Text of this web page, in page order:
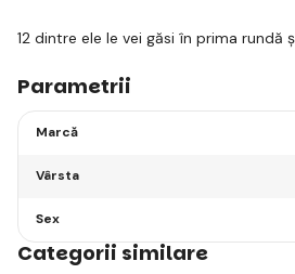
12 dintre ele le vei găsi în prima rundă
Parametrii
Marcă
Vârsta
Sex
Categorii similare